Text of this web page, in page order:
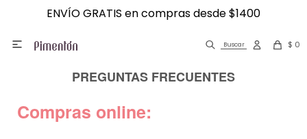
ENVÍO GRATIS en compras desde $1400
 $ 0
ENVÍO GRATIS en compras desde $1400
PREGUNTAS FRECUENTES
Compras online:
Pijamas
Ver todo Bombachas
Soutienes
Caña larga
Pantuflas
Calcetería kids
Ver todo Trajes de Baño
Amarillo
Contacto
Programa de fidelización